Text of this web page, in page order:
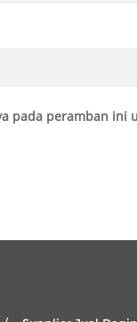
pada peramban ini